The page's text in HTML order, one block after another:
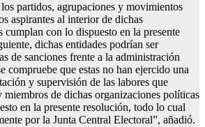
partidos, agrupaciones y movimientos
aspirantes al interior de dichas
cumplan con lo dispuesto en la presente
dichas entidades podrían ser
de sanciones frente a la administración
compruebe que estas no han ejercido una
y supervisión de las labores que
miembros de dichas organizaciones políticas
en la presente resolución, todo lo cual
por la Junta Central Electoral”, añadió.